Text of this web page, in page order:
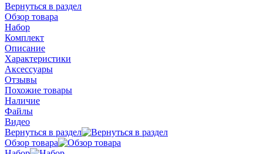
Вернуться в раздел
Обзор товара
Набор
Комплект
Описание
Характеристики
Аксессуары
Отзывы
Похожие товары
Наличие
Файлы
Видео
Вернуться в раздел
Обзор товара